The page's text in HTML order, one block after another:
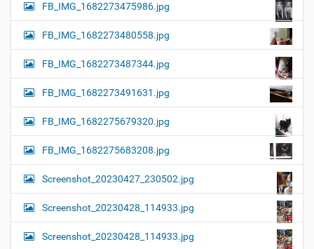
FB_IMG_1682273475986.jpg
FB_IMG_1682273480558.jpg
FB_IMG_1682273487344.jpg
FB_IMG_1682273491631.jpg
FB_IMG_1682275679320.jpg
FB_IMG_1682275683208.jpg
Screenshot_20230427_230502.jpg
Screenshot_20230428_114933.jpg
Screenshot_20230428_114933.jpg